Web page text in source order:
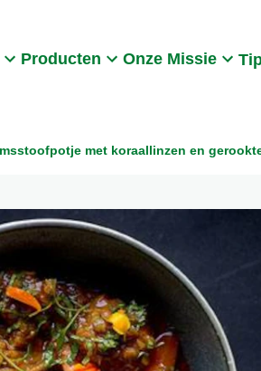
Producten Onze Missie
met koraallinzen en